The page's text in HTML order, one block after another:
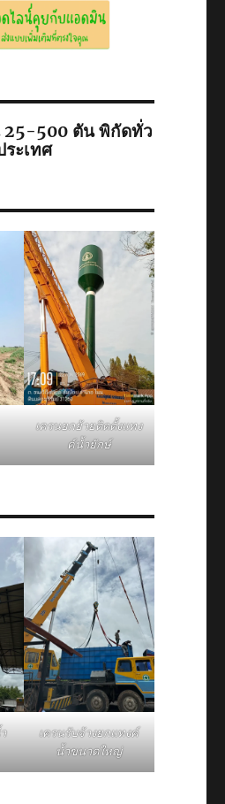
25-500 ตัน พิกัดทั่ว
ระเทศ
เครนยกย้ายติดตั้งแทง
ค์น้ำยักษ์
เครนรับจ้างยกแทงค์
น้ำขนาดใหญ่